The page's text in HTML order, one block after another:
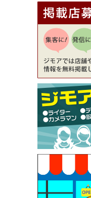
[有効期限]2026年9月
【ジモア読者
降（創作イタ
[有効期限]2026年9月
【ジモア限定
00円⇒1,100
ckle（ミック
[有効期限]2026年9月
【ジモア限
50円（
[有効期限]2026年9月
焼き餃子 一皿
早稲田店）
[有効期限]2026年9月